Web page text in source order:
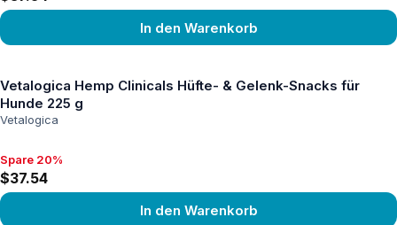
In den Warenkorb
Vetalogica Hemp Clinicals Hüfte- & Gelenk-Snacks für
Hunde 225 g
Vetalogica
Spare 20%, $37.54
Spare 20%
$37.54
In den Warenkorb